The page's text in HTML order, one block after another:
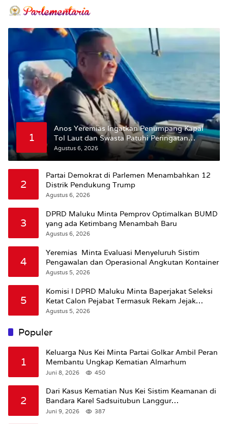
1
Anos Yeremias Ingatkan Penumpang Kapal
Tol Laut dan Swasta Patuhi Peringatan
BMKG
Agustus 6, 2026
2
Partai Demokrat di Parlemen Menambahkan 12
Distrik Pendukung Trump
Agustus 6, 2026
3
DPRD Maluku Minta Pemprov Optimalkan BUMD
yang ada Ketimbang Menambah Baru
Agustus 6, 2026
4
Yeremias Minta Evaluasi Menyeluruh Sistim
Pengawalan dan Operasional Angkutan Kontainer
Agustus 5, 2026
5
Komisi I DPRD Maluku Minta Baperjakat Seleksi
Ketat Calon Pejabat Termasuk Rekam Jejak
Hukum
Agustus 5, 2026
Populer
1
Keluarga Nus Kei Minta Partai Golkar Ambil Peran
Membantu Ungkap Kematian Almarhum
Juni 8, 2026 450
2
Dari Kasus Kematian Nus Kei Sistim Keamanan di
Bandara Karel Sadsuitubun Langgur
Dipertanyakan
Juni 9, 2026 387